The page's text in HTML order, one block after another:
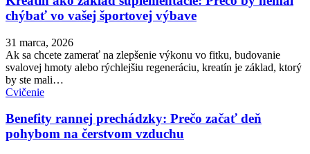
chýbať vo vašej športovej výbave
31 marca, 2026
Ak sa chcete zamerať na zlepšenie výkonu vo fitku, budovanie
svalovej hmoty alebo rýchlejšiu regeneráciu, kreatín je základ, ktorý
by ste mali…
Cvičenie
Benefity rannej prechádzky: Prečo začať deň
pohybom na čerstvom vzduchu